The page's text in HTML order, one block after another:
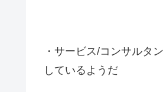
・サービス/コンサルタ
しているようだ